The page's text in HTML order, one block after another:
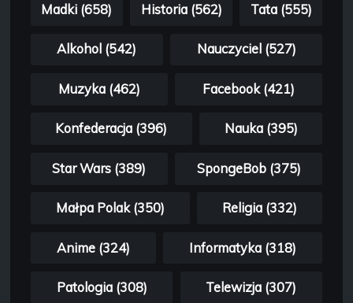
Madki (658) Historia (562) Tata (555)
Alkohol (542) Nauczyciel (527)
Muzyka (462) Facebook (421)
Konfederacja (396) Nauka (395)
Star Wars (389) SpongeBob (375)
Małpa Polak (350) Religia (332)
Anime (324) Informatyka (318)
Patologia (308) Telewizja (307)